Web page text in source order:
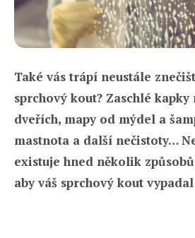
Také vás trápí neustále
sprchový kout? Zaschlé kapky
dveřích, mapy od mýdel a
mastnota a další nečistoty…
existuje hned několik
aby váš sprchový kout